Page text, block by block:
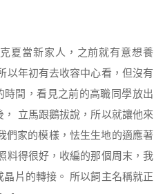
夏當新家人，之前就有意想養
以年初有去收容中心看，但沒有
時間，看見之前的高職同學放出
立馬跟鵝拔說，所以就讓他來
們家的模樣，怯生生地的適應著
料得很好，收編的那個周末，我
片的轉接。 所以飼主名稱就正